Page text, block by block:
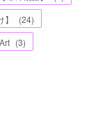
】 (24)
(3)